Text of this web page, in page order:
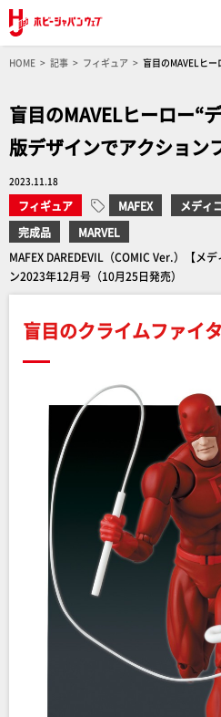
HOME 記事 フィギュア
盲目のMAVELヒ
盲目のMAVELヒーロー“
版デザインでアクション
2023.11.18
フィギュア MAFEX メディ
完成品
MARVEL
MAFEX DAREDEVIL（COMIC Ver.）【
ン2023年12月号（10月25日発売）
盲目のクライムファイ